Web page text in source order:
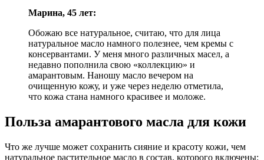
Марина, 45 лет:
Обожаю все натуральное, считаю, что для лица
натуральное масло намного полезнее, чем кремы с
консервантами. У меня много различных масел, а
недавно пополнила свою «коллекцию» и
амарантовым. Наношу масло вечером на
очищенную кожу, и уже через неделю отметила,
что кожа стана намного красивее и моложе.
Польза амарантового масла для кожи
Что же лучше может сохранить сияние и красоту кожи, чем
натуральное растительное масло в состав, которого включены: